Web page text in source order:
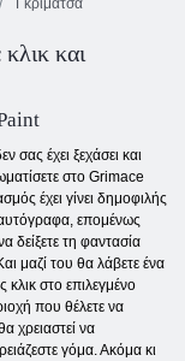
Γκριμάτσα
και
σας έχει ξεχάσει και
στο Grimace
έχει γίνει δημοφιλής
αυτόγραφα, επομένως
δείξετε τη φαντασία
μαζί του θα λάβετε ένα
στο επιλεγμένο
που θέλετε να
χρειαστεί να
γόμα. Ακόμα κι